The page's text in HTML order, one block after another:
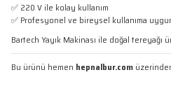
✅ 220 V ile kolay kullanım
✅ Profesyonel ve bireysel kullanıma
Bartech Yayık Makinası ile doğal
Bu ürünü hemen hepnalbur.com